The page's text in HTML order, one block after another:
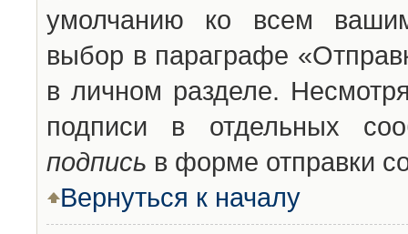
умолчанию ко всем
выбор в параграфе
в личном разделе.
подписи в отдельных
подпись в форме отправки
Вернуться к началу